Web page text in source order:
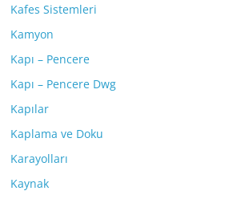
Kafes Sistemleri
Kamyon
Kapı – Pencere
Kapı – Pencere Dwg
Kapılar
Kaplama ve Doku
Karayolları
Kaynak